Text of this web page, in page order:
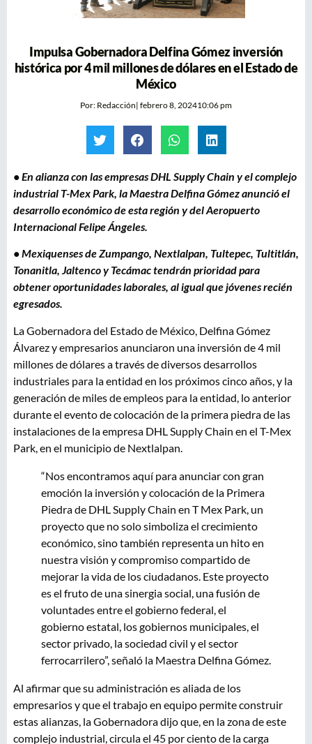
Impulsa Gobernadora Delfina Gómez inversión
histórica por 4 mil millones de dólares en el Estado de
México
Por: Redacción| febrero 8, 202410:06 pm
• En alianza con las empresas DHL Supply Chain y el complejo
industrial T-Mex Park, la Maestra Delfina Gómez anunció el
desarrollo económico de esta región y del Aeropuerto
Internacional Felipe Ángeles.
• Mexiquenses de Zumpango, Nextlalpan, Tultepec, Tultitlán,
Tonanitla, Jaltenco y Tecámac tendrán prioridad para
obtener oportunidades laborales, al igual que jóvenes recién
egresados.
La Gobernadora del Estado de México, Delfina Gómez
Álvarez y empresarios anunciaron una inversión de 4 mil
millones de dólares a través de diversos desarrollos
industriales para la entidad en los próximos cinco años, y la
generación de miles de empleos para la entidad, lo anterior
durante el evento de colocación de la primera piedra de las
instalaciones de la empresa DHL Supply Chain en el T-Mex
Park, en el municipio de Nextlalpan.
“Nos encontramos aquí para anunciar con gran
emoción la inversión y colocación de la Primera
Piedra de DHL Supply Chain en T Mex Park, un
proyecto que no solo simboliza el crecimiento
económico, sino también representa un hito en
nuestra visión y compromiso compartido de
mejorar la vida de los ciudadanos. Este proyecto
es el fruto de una sinergia social, una fusión de
voluntades entre el gobierno federal, el
gobierno estatal, los gobiernos municipales, el
sector privado, la sociedad civil y el sector
ferrocarrilero”, señaló la Maestra Delfina Gómez.
Al afirmar que su administración es aliada de los
empresarios y que el trabajo en equipo permite construir
estas alianzas, la Gobernadora dijo que, en la zona de este
complejo industrial, circula el 45 por ciento de la carga